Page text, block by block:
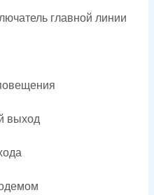
главной линии
выход